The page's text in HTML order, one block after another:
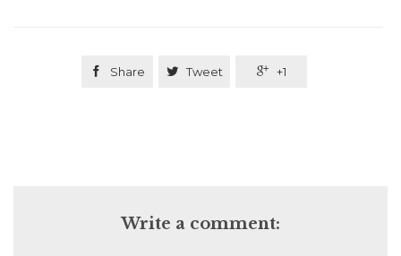
 Share  Tweet  +1
Write a comment: